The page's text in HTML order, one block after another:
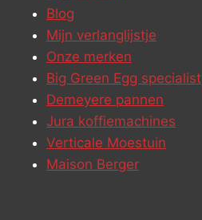
Blog
Mijn verlanglijstje
Onze merken
Big Green Egg specialist
Demeyere pannen
Jura koffiemachines
Verticale Moestuin
Maison Berger